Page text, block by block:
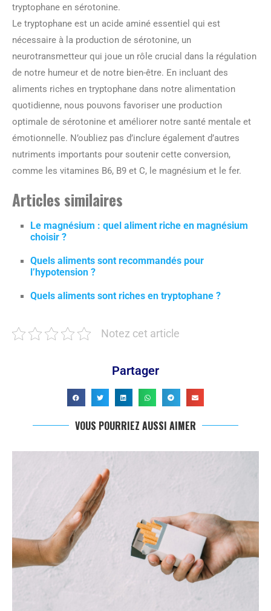
tryptophane en sérotonine.
Le tryptophane est un acide aminé essentiel qui est
nécessaire à la production de sérotonine, un
neurotransmetteur qui joue un rôle crucial dans la régulation
de notre humeur et de notre bien-être. En incluant des
aliments riches en tryptophane dans notre alimentation
quotidienne, nous pouvons favoriser une production
optimale de sérotonine et améliorer notre santé mentale et
émotionnelle. N’oubliez pas d’inclure également d’autres
nutriments importants pour soutenir cette conversion,
comme les vitamines B6, B9 et C, le magnésium et le fer.
Articles similaires
Le magnésium : quel aliment riche en magnésium
choisir ?
Quels aliments sont recommandés pour
l’hypotension ?
Quels aliments sont riches en tryptophane ?
Notez cet article
Partager
VOUS POURRIEZ AUSSI AIMER